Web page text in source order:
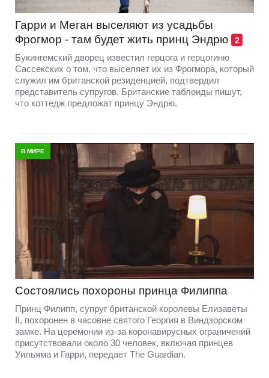
Гарри и Меган выселяют из усадьбы
Фрогмор - там будет жить принц Эндрю
2
Букингемский дворец известил герцога и герцогиню
Сассекских о том, что выселяет их из Фрогмора, который
служил им британской резиденцией, подтвердил
представитель супругов. Британские таблоиды пишут,
что коттедж предложат принцу Эндрю.
В МИРЕ
Состоялись похороны принца Филиппа
Принц Филипп, супруг британской королевы Елизаветы
II, похоронен в часовне святого Георгия в Виндзорском
замке. На церемонии из-за коронавирусных ограничений
присутствовали около 30 человек, включая принцев
Уильяма и Гарри, передает The Guardian.